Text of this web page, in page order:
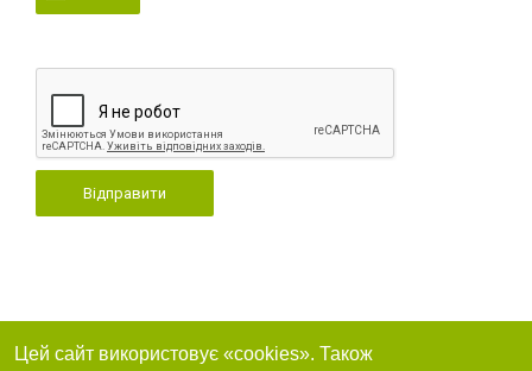
Відправити
Цей сайт використовує «cookies». Також